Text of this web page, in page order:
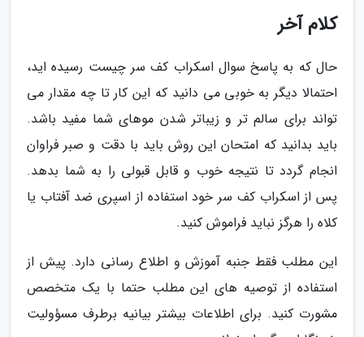
کلام آخر
حال که به پاسخ سوال اسکراب کف سر چیست رسیده اید،
احتمالا دیگر به خوبی می دانید که این کار تا چه مقدار می
تواند برای سالم تر و زیباتر شدن موهای شما مفید باشد.
باید بدانید که امتحان این روش باید با دقت و صبر فراوان
انجام گردد تا نتیجه خوب و قابل قبولی را به شما بدهد.
پس از اسکراب کف سر خود استفاده از اسپری ضد آفتاب یا
کلاه را هرگز نباید فراموش کنید.
این مطلب فقط جنبه آموزش و اطلاع رسانی دارد. پیش از
استفاده از توصیه های این مطلب حتما با یک متخصص
مشورت کنید. برای اطلاعات بیشتر بیانیه برطرف مسؤولیت